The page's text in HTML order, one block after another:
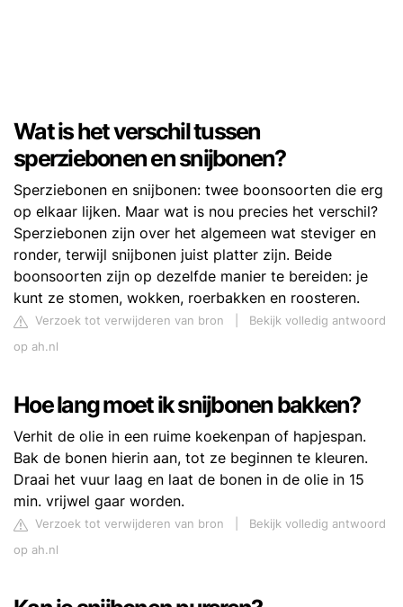
Wat is het verschil tussen
sperziebonen en snijbonen?
Sperziebonen en snijbonen: twee boonsoorten die erg
op elkaar lijken. Maar wat is nou precies het verschil?
Sperziebonen zijn over het algemeen wat steviger en
ronder, terwijl snijbonen juist platter zijn. Beide
boonsoorten zijn op dezelfde manier te bereiden: je
kunt ze stomen, wokken, roerbakken en roosteren.
Verzoek tot verwijderen van bron
Bekijk volledig antwoord
op ah.nl
Hoe lang moet ik snijbonen bakken?
Verhit de olie in een ruime koekenpan of hapjespan.
Bak de bonen hierin aan, tot ze beginnen te kleuren.
Draai het vuur laag en laat de bonen in de olie in 15
min. vrijwel gaar worden.
Verzoek tot verwijderen van bron
Bekijk volledig antwoord
op ah.nl